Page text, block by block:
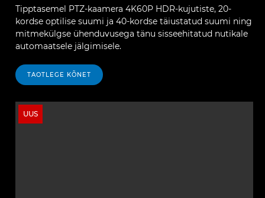
Tipptasemel PTZ-kaamera 4K60P HDR-kujutiste, 20-
kordse optilise suumi ja 40-kordse täiustatud suumi ning
mitmekülgse ühenduvusega tänu sisseehitatud nutikale
automaatsele jälgimisele.
TAOTLEGE KÕNET
UUS